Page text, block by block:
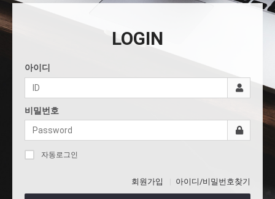
LOGIN
아이디
비밀번호
자동로그인
회원가입 아이디/비밀번호찾기